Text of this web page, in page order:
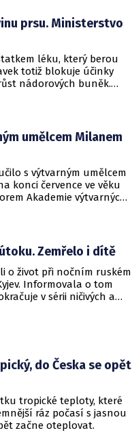
prsu. Ministerstvo
léku, který berou
totiž blokuje účinky
nádorových buněk.
umělcem Milanem
s výtvarným umělcem
konci července ve věku
Akademie výtvarných
Zemřelo i dítě
o život při nočním ruském
Informovala o tom
v sérii ničivých a
do Česka se opět
tropické teploty, které
ráz počasí s jasnou
začne oteplovat.